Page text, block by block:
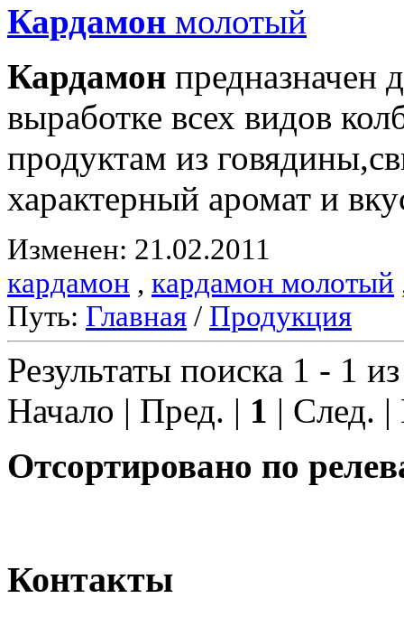
Кардамон молотый
Кардамон предназначен
выработке всех видов
продуктам из
характерный аромат и
Изменен: 21.02.2011
кардамон , кардамон молотый
Путь: Главная / Продукция
Результаты поиска 1 - 1
Начало | Пред. | 1 | След.
Отсортировано по
Контакты